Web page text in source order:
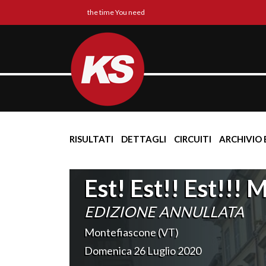
the time You need
RISULTATI DETTAGLI CIRCUITI ARCHIVIO
Est! Est!! Est!!!
EDIZIONE ANNULLATA
Montefiascone (VT)
Domenica 26 Luglio 2020